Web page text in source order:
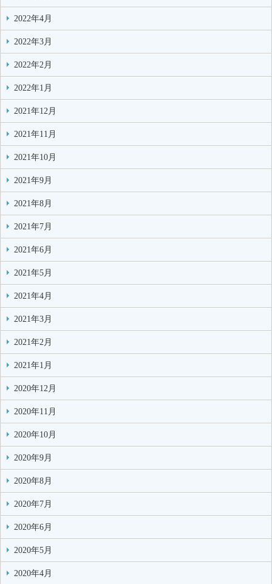
2022年4月
2022年3月
2022年2月
2022年1月
2021年12月
2021年11月
2021年10月
2021年9月
2021年8月
2021年7月
2021年6月
2021年5月
2021年4月
2021年3月
2021年2月
2021年1月
2020年12月
2020年11月
2020年10月
2020年9月
2020年8月
2020年7月
2020年6月
2020年5月
2020年4月